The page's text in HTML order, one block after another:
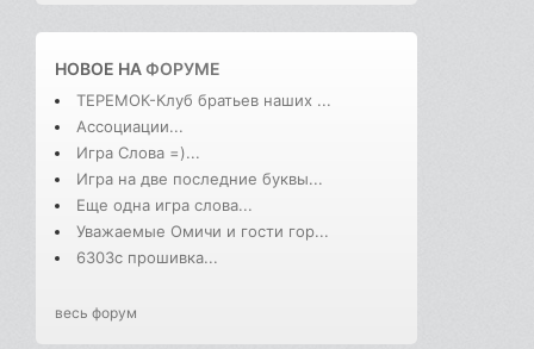
НОВОЕ НАФОРУМЕ
ТЕРЕМОК-Клуб братьев наших ...
Ассоциации...
Игра Слова =)...
Игра на две последние буквы...
Еще одна игра слова...
Уважаемые Омичи и гости гор...
6303с прошивка...
весь форум